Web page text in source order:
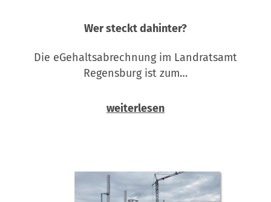
Wer steckt dahinter?
Die eGehaltsabrechnung im Landratsamt
Regensburg ist zum…
weiterlesen